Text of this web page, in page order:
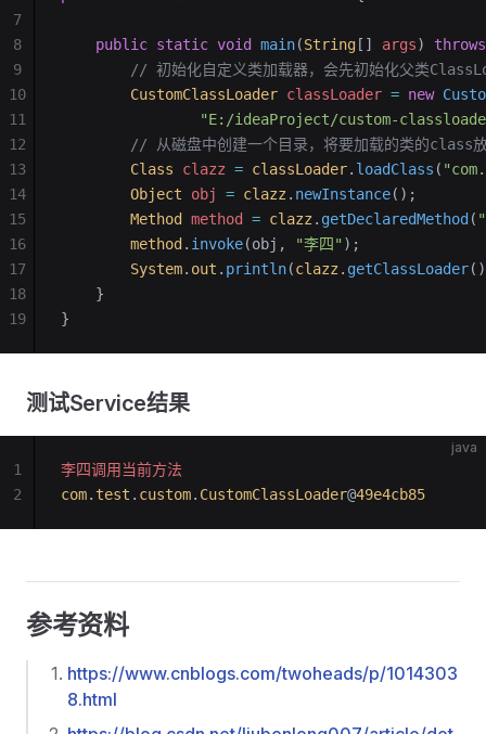
    public
static void main(String [] args)
throws
// 初始化自定义类加载器，会先初始化父类
        CustomClassLoader
classLoader = new
"E:/ideaProject/custom-
// 从磁盘中创建一个目录，将要加载的类的class
        Class
clazz = classLoader. loadClass (
        Object
obj = clazz . newInstance();
        Method
method = clazz . getDeclaredMethod (
        method
. invoke(obj, "李四" );
        System
. out . println(clazz . getClassLoader
    }
}
7
8
9
10
11
12
13
14
15
16
17
18
19
测试Service结果
java
李四调用当前方法
com. test . custom. CustomClassLoader@49e4cb85
1
2
参考资料
https://www.cnblogs.com/twoheads/p/1014303
8.html